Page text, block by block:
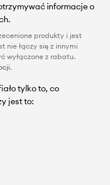
informacje o
produkty i jest
nie łączy się z innymi
wyłączone z rabatu.
.
tylko to, co
jest to: